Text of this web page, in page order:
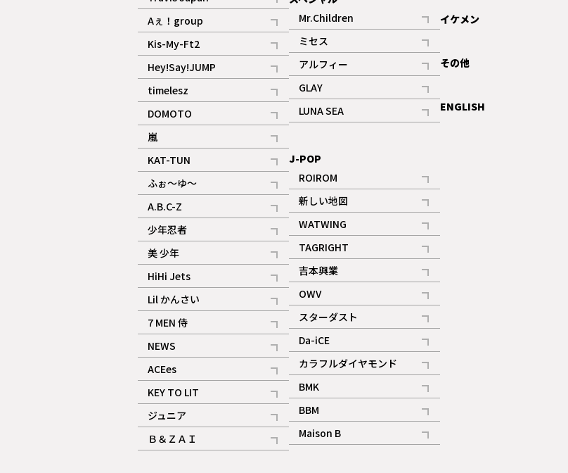
記事
Aぇ！group
記事
Kis-My-Ft2
記事
ギャラリー
Hey!Say!JUMP
記事
timelesz
記事
DOMOTO
記事
嵐
記事
KAT-TUN
記事
ふぉ～ゆ～
記事
A.B.C-Z
記事
ギャラリー
少年忍者
記事
美 少年
記事
HiHi Jets
記事
Lil かんさい
記事
7 MEN 侍
記事
NEWS
記事
ACEes
記事
KEY TO LIT
記事
ジュニア
記事
Ｂ＆ＺＡＩ
記事
Mr.Children
記事
ミセス
記事
アルフィー
記事
GLAY
記事
LUNA SEA
記事
J-POP
ROIROM
記事
新しい地図
記事
WATWING
記事
TAGRIGHT
記事
吉本興業
記事
OWV
記事
ギャラリー
スターダスト
記事
Da-iCE
記事
カラフルダイヤモンド
記事
BMK
記事
ギャラリー
BBM
記事
ギャラリー
Maison B
記事
イケメン
その他
ENGLISH